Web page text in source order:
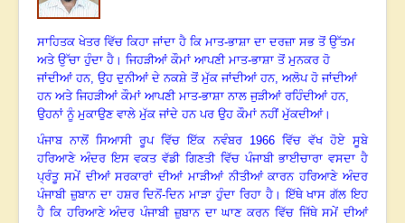
ਸਾਹਿਤਕ ਖੇਤਰ ਵਿੱਚ ਕਿਹਾ ਜਾਂਦਾ ਹੈ ਕਿ ਮਾਤ-ਭਾਸ਼ਾ ਦਾ ਦਰਜ਼ਾ ਸਭ ਤੋਂ ਉੱਤਮ
ਅਤੇ ਉੱਚਾ ਹੁੰਦਾ ਹੈ । ਜਿਹੜੀਆਂ ਕੌਮਾਂ ਆਪਣੀ ਮਾਤ-ਭਾਸ਼ਾ ਤੋਂ ਮੁਨਕਰ ਹੋ
ਜਾਂਦੀਆਂ ਹਨ, ਉਹ ਦੁਨੀਆਂ ਦੇ ਨਕਸ਼ੇ ਤੋਂ ਮੁੱਕ ਜਾਂਦੀਆਂ ਹਨ, ਅਲੋਪ ਹੋ ਜਾਂਦੀਆਂ
ਹਨ ਅਤੇ ਜਿਹੜੀਆਂ ਕੌਮਾਂ ਆਪਣੀ ਮਾਤ-ਭਾਸ਼ਾ ਨਾਲ ਜੁੜੀਆਂ ਰਹਿੰਦੀਆਂ ਹਨ,
ਉਹਨਾਂ ਨੂੰ ਮੁਕਾਉਣ ਵਾਲੇ ਮੁੱਕ ਜਾਂਦੇ ਹਨ ਪਰ ਉਹ ਕੌਮਾਂ ਨਹੀਂ ਮੁੱਕਦੀਆਂ।
ਪੰਜਾਬ ਨਾਲੋਂ ਸਿਆਸੀ ਰੂਪ ਵਿੱਚ ਇੱਕ ਨਵੰਬਰ 1966 ਵਿੱਚ ਵੱਖ ਹੋਏ ਸੂਬੇ
ਹਰਿਆਣੇ ਅੰਦਰ ਇਸ ਵਕਤ ਵੱਡੀ ਗਿਣਤੀ ਵਿੱਚ ਪੰਜਾਬੀ ਭਾਈਚਾਰਾ ਵਸਦਾ ਹੈ
ਪ੍ਰੰਤੂ ਸਮੇਂ ਦੀਆਂ ਸਰਕਾਰਾਂ ਦੀਆਂ ਮਾੜੀਆਂ ਨੀਤੀਆਂ ਕਾਰਨ ਹਰਿਆਣੇ ਅੰਦਰ
ਪੰਜਾਬੀ ਜ਼ੁਬਾਨ ਦਾ ਹਸ਼ਰ ਦਿਨੋਂ-ਦਿਨ ਮਾੜਾ ਹੁੰਦਾ ਰਿਹਾ ਹੈ।ਇੱਥੇ ਖਾਸ ਗੱਲ ਇਹ
ਹੈ ਕਿ ਹਰਿਆਣੇ ਅੰਦਰ ਪੰਜਾਬੀ ਜ਼ੁਬਾਨ ਦਾ ਘਾਣ ਕਰਨ ਵਿੱਚ ਜਿੱਥੇ ਸਮੇਂ ਦੀਆਂ